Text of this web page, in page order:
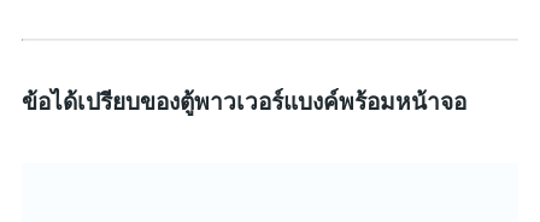
ข้อได้เปรียบของตู้พาวเวอร์แบงค์พร้อมหน้าจอ